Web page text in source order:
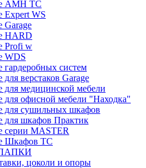
AMH TC
WS
HARD
Profi w
WDS
систем
верстаков Garage
медицинской мебели
офисной мебели "Находка"
для сушильных шкафов
шкафов Практик
MASTER
Шкафов ТС
цоколи и опоры